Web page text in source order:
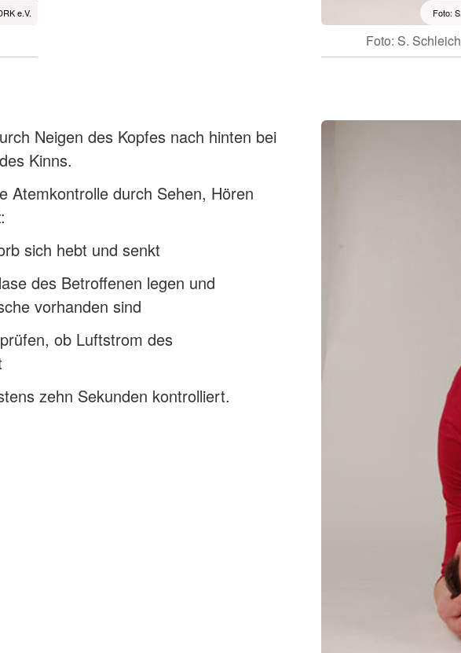
e.V. Foto:
Foto: S.
Neigen des Kopfes nach hinten bei
Kinns.
Atemkontrolle durch Sehen, Hören
sich hebt und senkt
des Betroffenen legen und
vorhanden sind
ob Luftstrom des
zehn Sekunden kontrolliert.